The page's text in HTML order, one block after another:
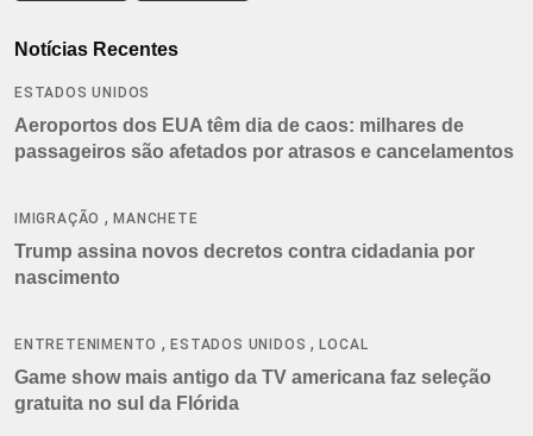
Notícias Recentes
ESTADOS UNIDOS
Aeroportos dos EUA têm dia de caos: milhares de
passageiros são afetados por atrasos e cancelamentos
IMIGRAÇÃO ,MANCHETE
Trump assina novos decretos contra cidadania por
nascimento
ENTRETENIMENTO ,ESTADOS UNIDOS ,LOCAL
Game show mais antigo da TV americana faz seleção
gratuita no sul da Flórida